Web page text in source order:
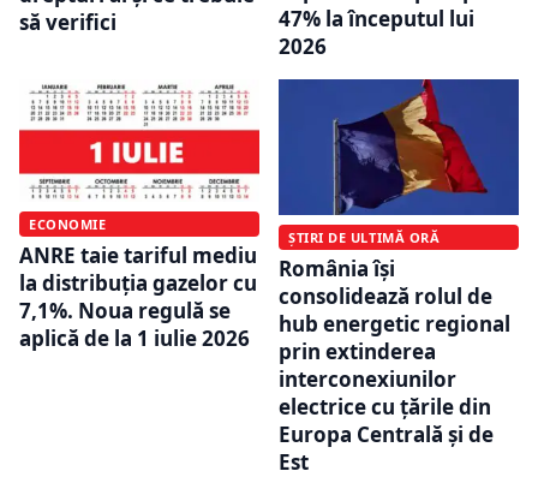
să verifici
47% la începutul lui
2026
ECONOMIE
ANRE taie tariful mediu
la distribuția gazelor cu
7,1%. Noua regulă se
aplică de la 1 iulie 2026
ȘTIRI DE ULTIMĂ ORĂ
România își
consolidează rolul de
hub energetic regional
prin extinderea
interconexiunilor
electrice cu țările din
Europa Centrală și de
Est